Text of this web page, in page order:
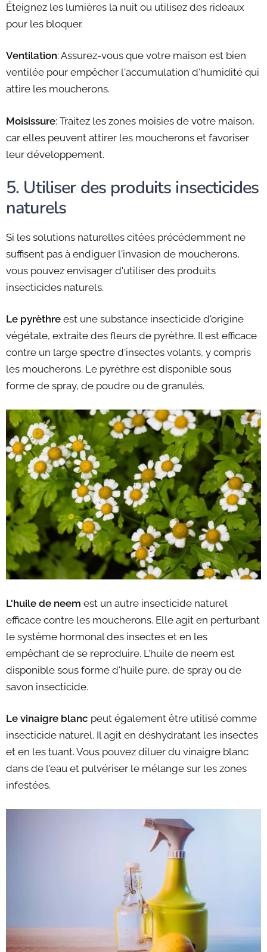
Éteignez les lumières la nuit ou utilisez des rideaux
pour les bloquer.
Ventilation: Assurez-vous que votre maison est bien
ventilée pour empêcher l'accumulation d'humidité qui
attire les moucherons.
Moisissure: Traitez les zones moisies de votre maison,
car elles peuvent attirer les moucherons et favoriser
leur développement.
5. Utiliser des produits insecticides
naturels
Si les solutions naturelles citées précédemment ne
suffisent pas à endiguer l'invasion de moucherons,
vous pouvez envisager d'utiliser des produits
insecticides naturels.
Le pyrèthre est une substance insecticide d'origine
végétale, extraite des fleurs de pyrèthre. Il est efficace
contre un large spectre d'insectes volants, y compris
les moucherons. Le pyrèthre est disponible sous
forme de spray, de poudre ou de granulés.
L'huile de neem est un autre insecticide naturel
efficace contre les moucherons. Elle agit en perturbant
le système hormonal des insectes et en les
empêchant de se reproduire. L'huile de neem est
disponible sous forme d'huile pure, de spray ou de
savon insecticide.
Le vinaigre blanc peut également être utilisé comme
insecticide naturel. Il agit en déshydratant les insectes
et en les tuant. Vous pouvez diluer du vinaigre blanc
dans de l'eau et pulvériser le mélange sur les zones
infestées.